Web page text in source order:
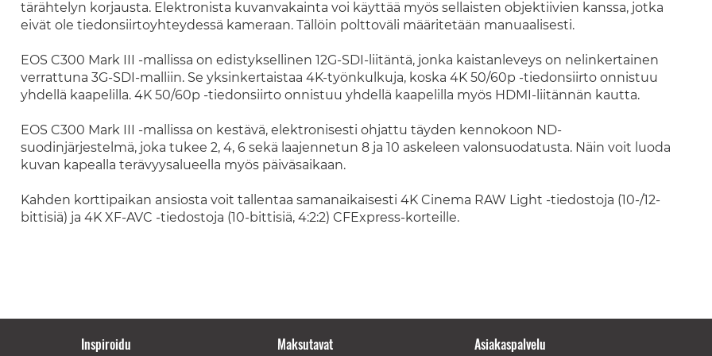
tärähtelyn korjausta. Elektronista kuvanvakainta voi käyttää myös sellaisten objektiivien kanssa, jotka
eivät ole tiedonsiirtoyhteydessä kameraan. Tällöin polttoväli määritetään manuaalisesti.
EOS C300 Mark III -mallissa on edistyksellinen 12G-SDI-liitäntä, jonka kaistanleveys on nelinkertainen
verrattuna 3G-SDI-malliin. Se yksinkertaistaa 4K-työnkulkuja, koska 4K 50/60p -tiedonsiirto onnistuu
yhdellä kaapelilla. 4K 50/60p -tiedonsiirto onnistuu yhdellä kaapelilla myös HDMI-liitännän kautta.
EOS C300 Mark III -mallissa on kestävä, elektronisesti ohjattu täyden kennokoon ND-
suodinjärjestelmä, joka tukee 2, 4, 6 sekä laajennetun 8 ja 10 askeleen valonsuodatusta. Näin voit luoda
kuvan kapealla terävyysalueella myös päiväsaikaan.
Kahden korttipaikan ansiosta voit tallentaa samanaikaisesti 4K Cinema RAW Light ‐tiedostoja (10-/12-
bittisiä) ja 4K XF-AVC ‐tiedostoja (10-bittisiä, 4:2:2) CFExpress-korteille.
Inspiroidu Maksutavat Asiakaspalvelu